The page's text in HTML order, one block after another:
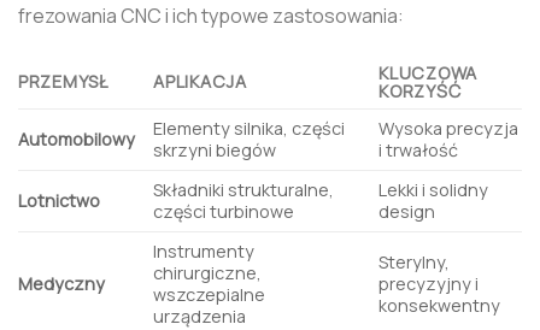
frezowania CNC i ich typowe zastosowania:
PRZEMYSŁ APLIKACJA KLUCZOWA
KORZYŚĆ
Automobilowy
Elementy silnika, części
skrzyni biegów
Wysoka precyzja
i trwałość
Lotnictwo
Składniki strukturalne,
części turbinowe
Lekki i solidny
design
Medyczny
Instrumenty
chirurgiczne,
wszczepialne
urządzenia
Sterylny,
precyzyjny i
konsekwentny